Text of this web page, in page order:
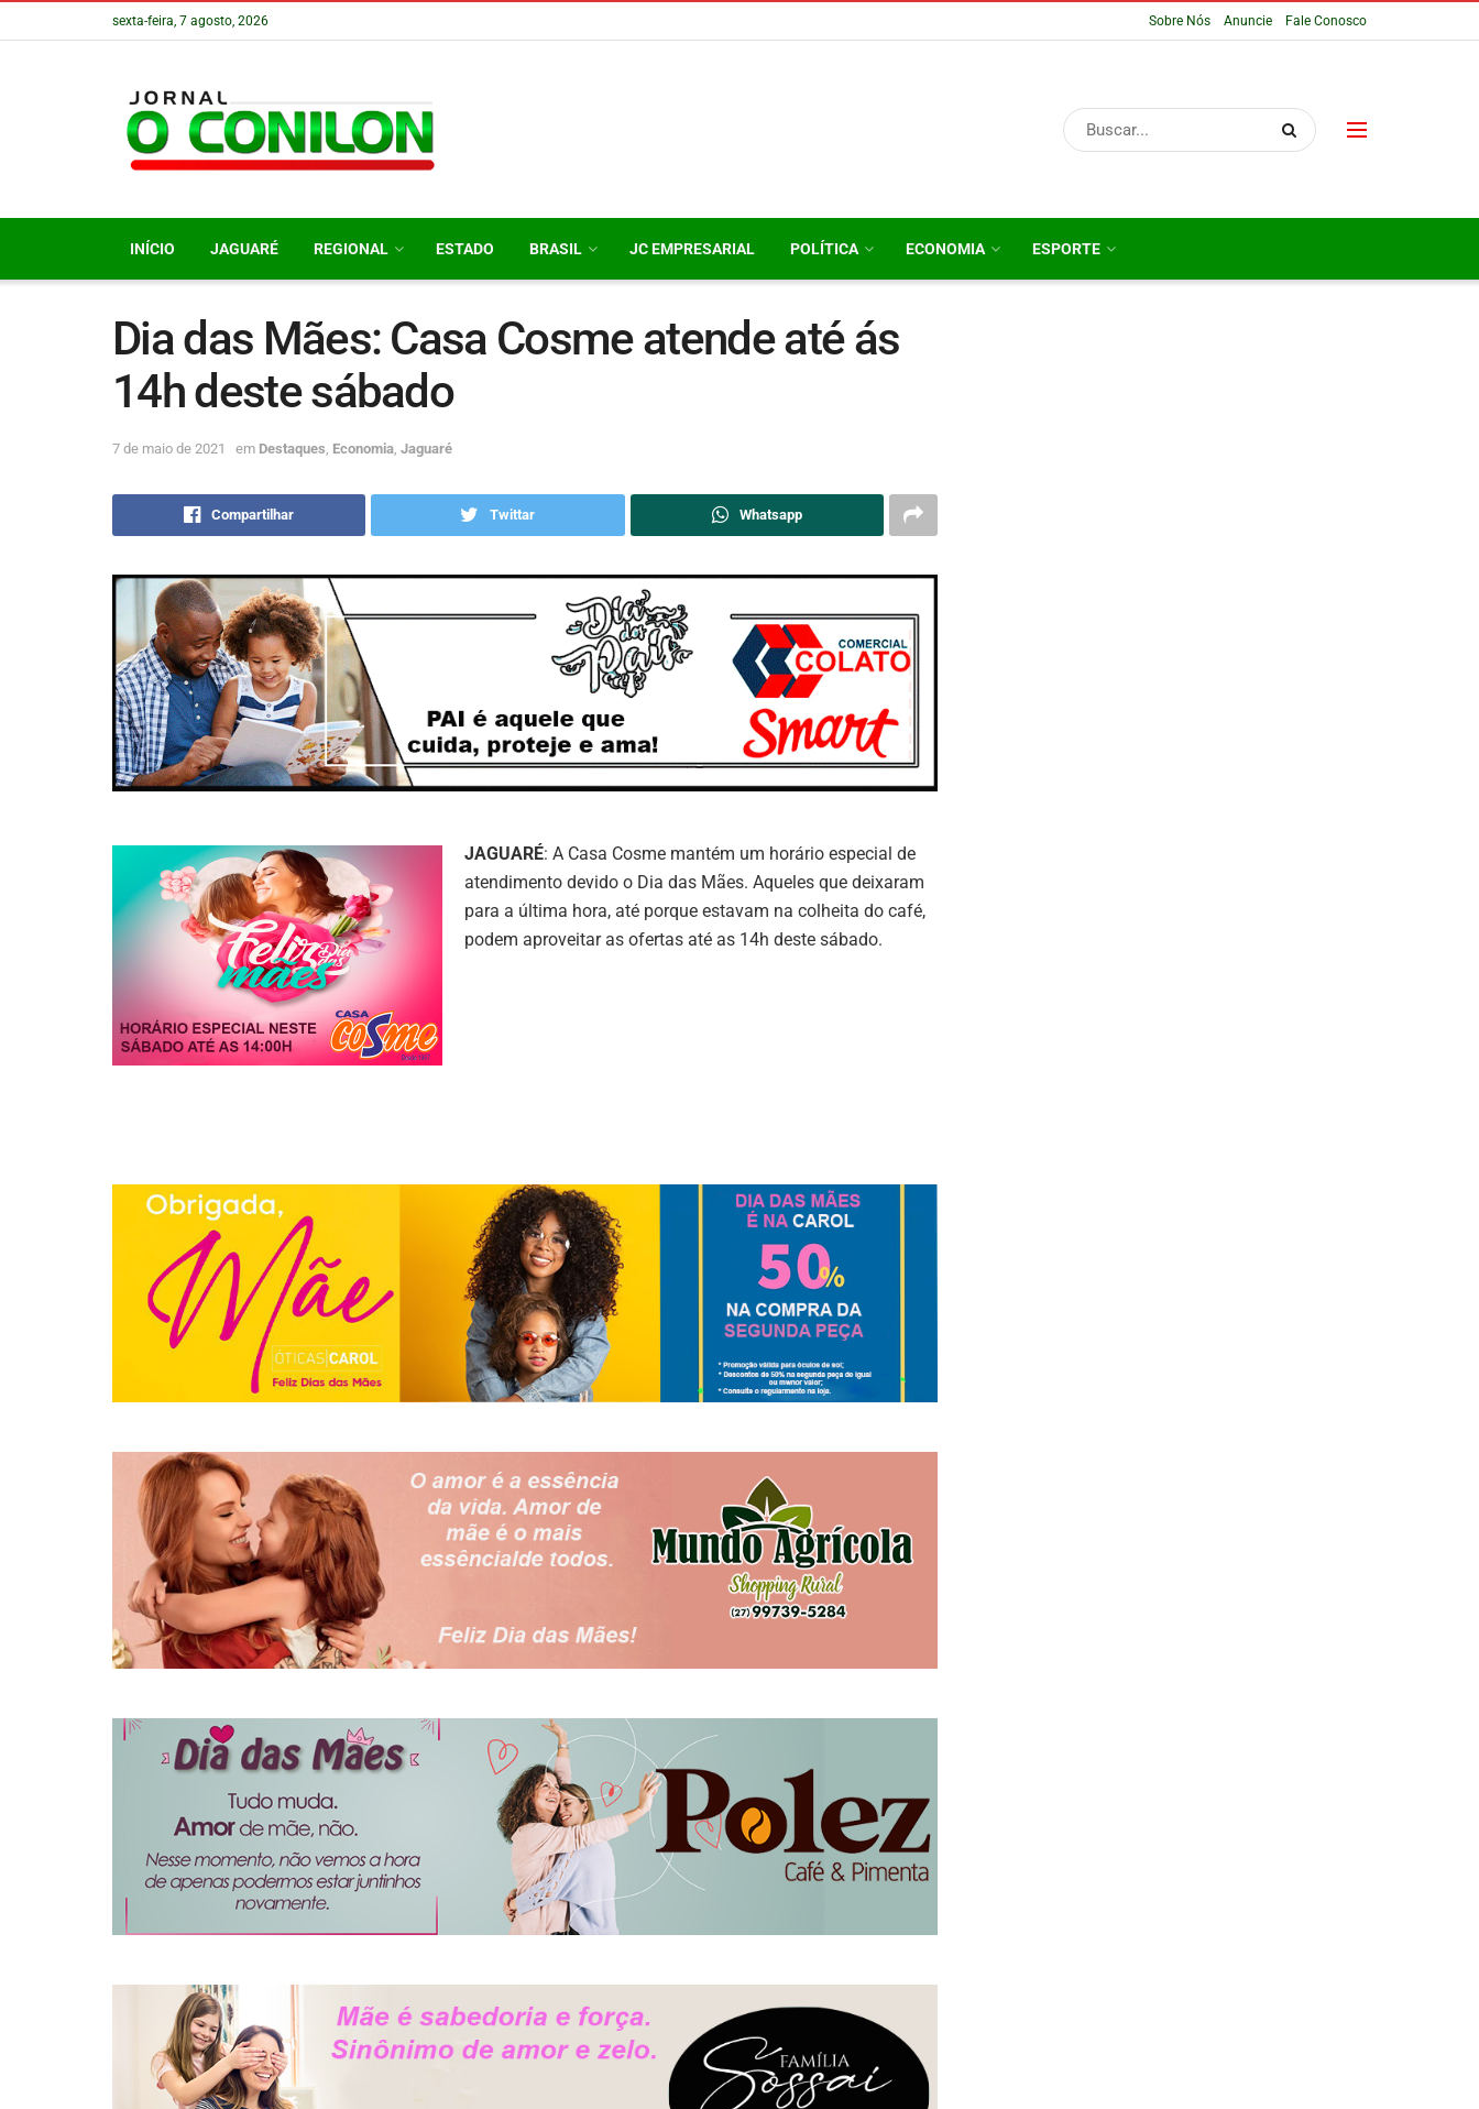
sexta-feira, 7 agosto, 2026 Sobre Nós Anuncie Fale Conosco
INÍCIO JAGUARÉ REGIONAL ESTADO BRASIL JC EMPRESARIAL POLÍTICA ECONOMIA ESPORTE
Dia das Mães: Casa Cosme atende até ás
14h deste sábado
7 de maio de 2021 em Destaques Economia Jaguaré
Compartilhar Twittar Whatsapp
JAGUARÉ: A Casa Cosme mantém um horário especial de
atendimento devido o Dia das Mães. Aqueles que deixaram
para a última hora, até porque estavam na colheita do café,
podem aproveitar as ofertas até as 14h deste sábado.